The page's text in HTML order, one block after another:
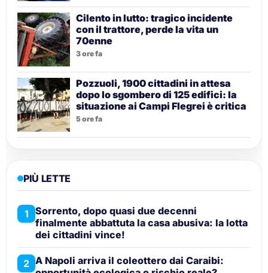
Cilento in lutto: tragico incidente
con il trattore, perde la vita un
70enne
3 ore fa
Pozzuoli, 1900 cittadini in attesa
dopo lo sgombero di 125 edifici: la
situazione ai Campi Flegrei è critica
5 ore fa
PIÙ LETTE
1 Sorrento, dopo quasi due decenni
finalmente abbattuta la casa abusiva: la lotta
dei cittadini vince!
2 A Napoli arriva il coleottero dai Caraibi: